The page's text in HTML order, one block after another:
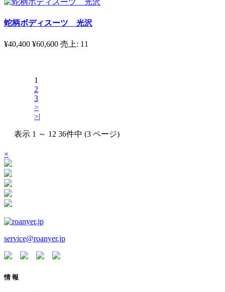
蛇柄ボディスーツ 光沢
¥40,400 ¥60,600 売上: 11
1
2
3
>
>|
表示 1 ～ 12 36件中 (3 ページ)
×
service@roanyer.jp
情 報